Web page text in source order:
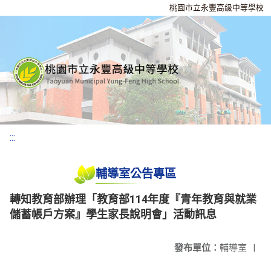
桃園市立永豐高級中等學校
:::
輔導室公告專區
轉知教育部辦理「教育部114年度『青年教育與就業
儲蓄帳戶方案』學生家長說明會」活動訊息
發布單位： 輔導室 |